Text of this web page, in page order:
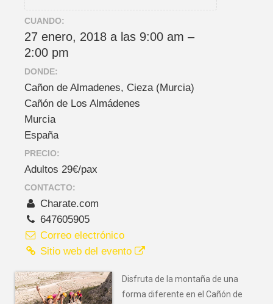
CUANDO:
27 enero, 2018 a las 9:00 am –
2:00 pm
DONDE:
Cañon de Almadenes, Cieza (Murcia)
Cañón de Los Almádenes
Murcia
España
PRECIO:
Adultos 29€/pax
CONTACTO:
Charate.com
647605905
Correo electrónico
Sitio web del evento
Disfruta de la montaña de una
forma diferente en el Cañón de